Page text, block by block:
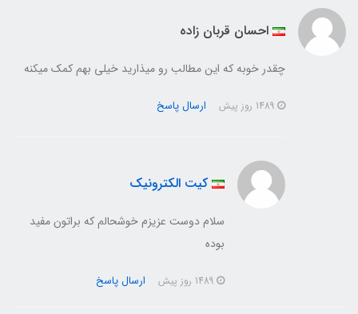
احسان قربان زاده
چقدر خوبه که این مطالب رو میذارید خیلی بهم کمک میکنه
ارسال پاسخ
کیت الکترونیک
سلام دوست عزیزم خوشحالم که براتون مفید
بوده
ارسال پاسخ